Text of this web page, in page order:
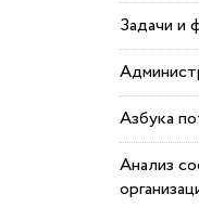
Задачи и
Азбука
Анализ